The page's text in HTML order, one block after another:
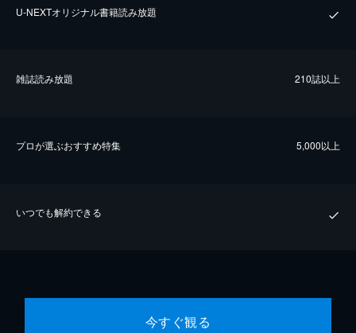
U-NEXTオリジナル書籍読み放題
雑誌読み放題 210誌以上
プロが選ぶおすすめ特集 5,000以上
いつでも解約できる
今すぐ観る